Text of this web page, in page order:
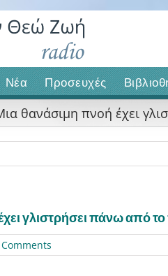
Νέα Προσευχές
θανάσιμη πνοή έχει
γλιστρήσει πάνω από